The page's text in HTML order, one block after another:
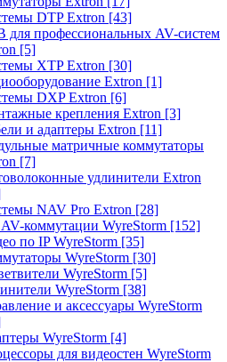
DTP Extron [43]
для профессиональных AV-систем
[5]
XTP Extron [30]
Extron [1]
DXP Extron [6]
крепления Extron [3]
и адаптеры Extron [11]
матричные коммутаторы
[7]
удлинители Extron
NAV Pro Extron [28]
коммутации WyreStorm [152]
по IP WyreStorm [35]
WyreStorm [30]
WyreStorm [5]
WyreStorm [38]
и аксессуары WyreStorm
WyreStorm [4]
для видеостен WyreStorm